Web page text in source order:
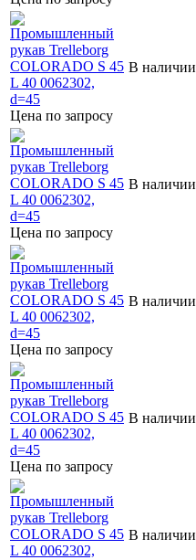
Цена по запросу
В наличии
Цена по запросу
В наличии
Цена по запросу
В наличии
Цена по запросу
В наличии
В наличии